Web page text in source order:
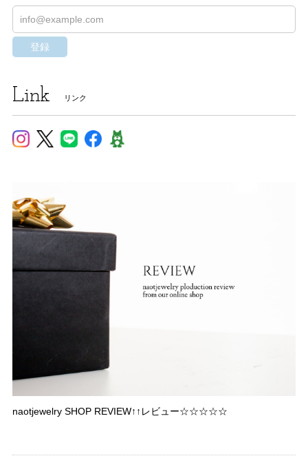
登録
Link リンク
naotjewelry SHOP REVIEW↑↑レビュー☆☆☆☆☆